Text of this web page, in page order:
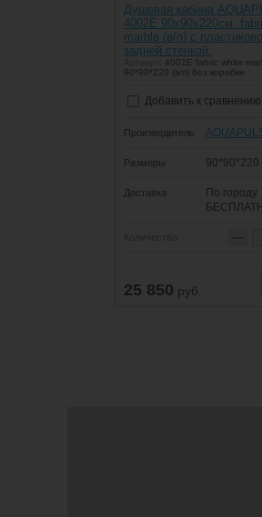
Душевая кабина
4002Е 90х90х220см.
marble (в/п) с
задней стенкой.
4002E fabric white
90*90*220 (в/п) без коробки
Добавить к сравнению
Производитель
Размеры 90*90*220
Доставка
По городу
25 850 руб.